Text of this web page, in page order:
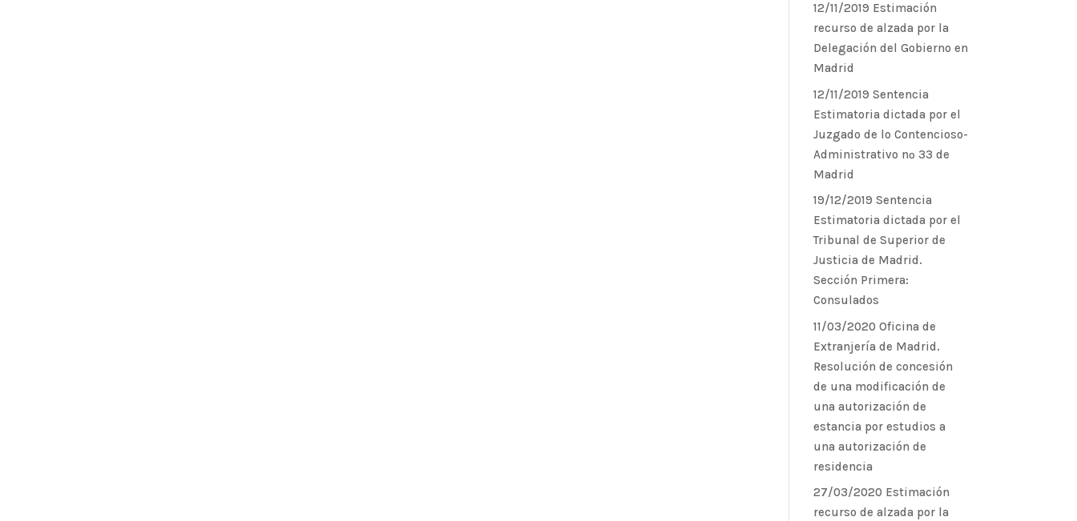
12/11/2019 Estimación
recurso de alzada por la
Delegación del Gobierno en
Madrid
12/11/2019 Sentencia
Estimatoria dictada por el
Juzgado de lo Contencioso-
Administrativo nº 33 de
Madrid
19/12/2019 Sentencia
Estimatoria dictada por el
Tribunal de Superior de
Justicia de Madrid.
Sección Primera:
Consulados
11/03/2020 Oficina de
Extranjería de Madrid.
Resolución de concesión
de una modificación de
una autorización de
estancia por estudios a
una autorización de
residencia
27/03/2020 Estimación
recurso de alzada por la